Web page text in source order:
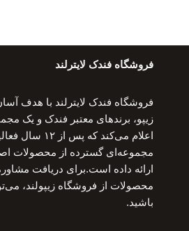
فروشگاه فندک لایترلند
فروشگاه فندک لایترلند با هدف
زیپو، برندهای معتبر فندک و یک
اعلام می‌کند
مجموعه‌ای گسترده از محصولات
ارائه داده است.برای دریافت
محصولات از فروشگاه زیپولند،
باشید.